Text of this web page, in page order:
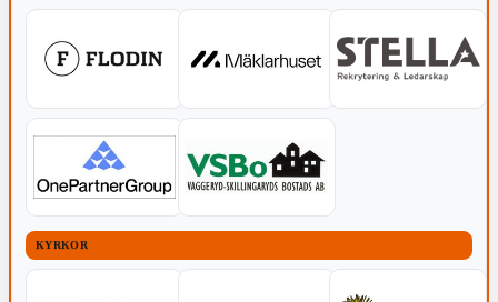
KYRKOR